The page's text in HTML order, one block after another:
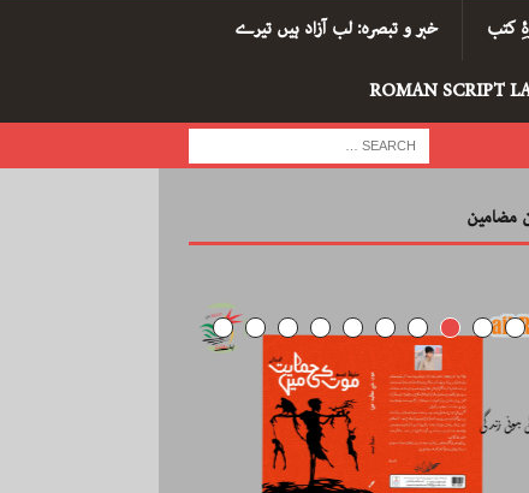
کتب خبر و تبصرہ: لب آزاد ہیں تیرے
ROMAN SCRIPT
مضامین